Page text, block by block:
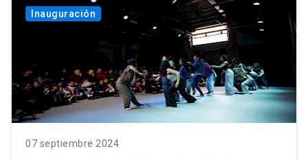
Inauguración
07 septiembre 2024